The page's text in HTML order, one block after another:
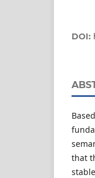
DOI:
that